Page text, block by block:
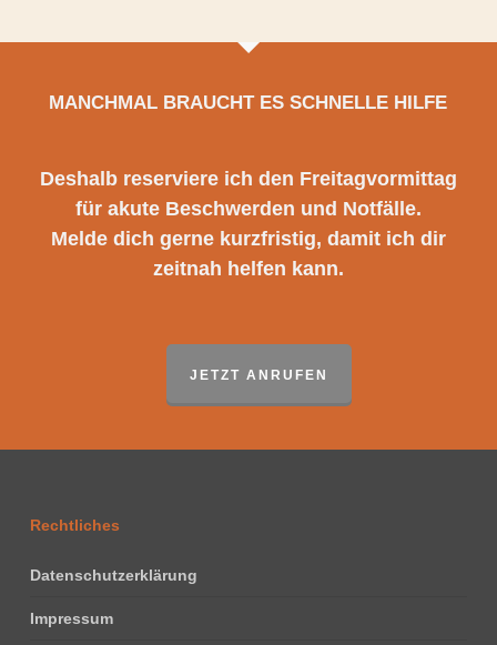
MANCHMAL BRAUCHT ES SCHNELLE HILFE
Deshalb reserviere ich den Freitagvormittag
für akute Beschwerden und Notfälle.
Melde dich gerne kurzfristig, damit ich dir
zeitnah helfen kann.
JETZT ANRUFEN
Rechtliches
Datenschutzerklärung
Impressum